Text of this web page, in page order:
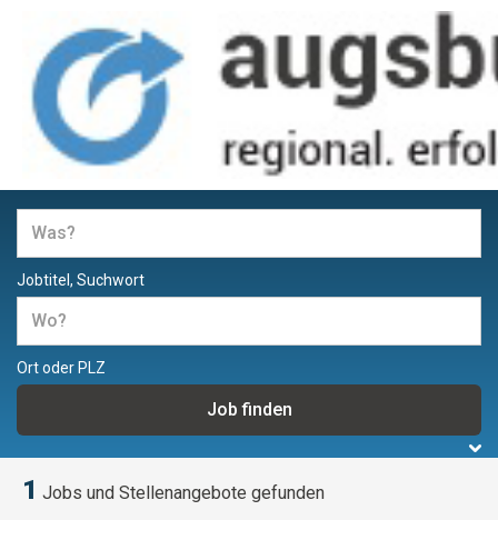
Jobs und Stellenangebote in
Augsburg
Jobtitel, Suchwort
Ort oder PLZ
1 Jobs und Stellenangebote gefunden